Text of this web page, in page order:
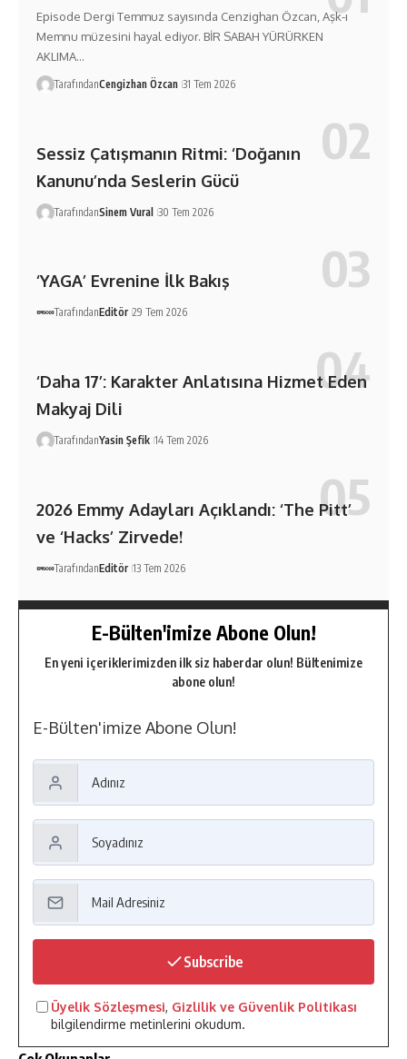
Episode Dergi Temmuz sayısında Cenzighan Özcan, Aşk-ı
Memnu müzesini hayal ediyor. BİR SABAH YÜRÜRKEN
AKLIMA…
TarafındanCengizhan Özcan 31 Tem 2026
Sessiz Çatışmanın Ritmi: ‘Doğanın
Kanunu’nda Seslerin Gücü
TarafındanSinem Vural 30 Tem 2026
‘YAGA’ Evrenine İlk Bakış
TarafındanEditör 29 Tem 2026
‘Daha 17’: Karakter Anlatısına Hizmet Eden
Makyaj Dili
TarafındanYasin Şefik 14 Tem 2026
2026 Emmy Adayları Açıklandı: ‘The Pitt’
ve ‘Hacks’ Zirvede!
TarafındanEditör 13 Tem 2026
E-Bülten'imize Abone Olun!
En yeni içeriklerimizden ilk siz haberdar olun! Bültenimize
abone olun!
E-Bülten'imize Abone Olun!
Subscribe
Üyelik Sözleşmesi, Gizlilik ve Güvenlik Politikası
bilgilendirme metinlerini okudum.